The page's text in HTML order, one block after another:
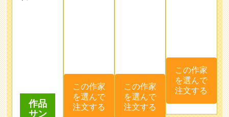
プル
注文する
注文する